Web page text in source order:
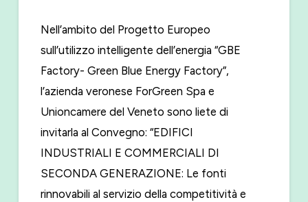
Nell’ambito del Progetto Europeo
sull’utilizzo intelligente dell’energia “GBE
Factory- Green Blue Energy Factory”,
l’azienda veronese ForGreen Spa e
Unioncamere del Veneto sono liete di
invitarla al Convegno: “EDIFICI
INDUSTRIALI E COMMERCIALI DI
SECONDA GENERAZIONE: Le fonti
rinnovabili al servizio della competitività e